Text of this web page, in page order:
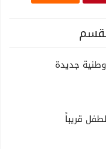
جديدة
قريباً